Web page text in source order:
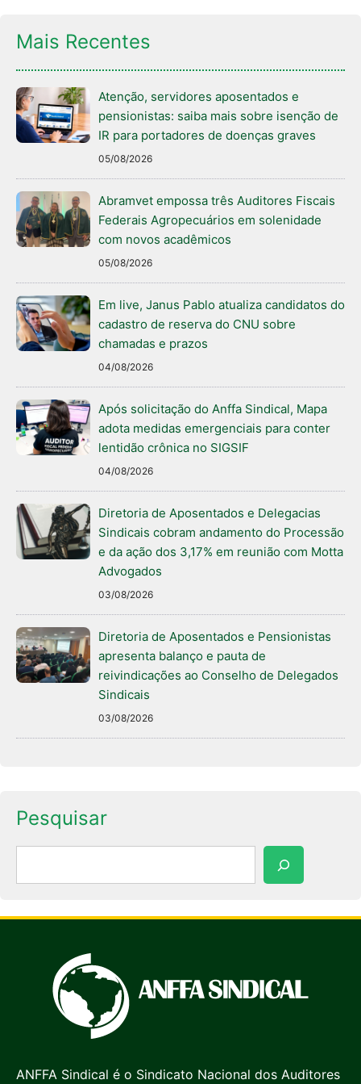
Mais Recentes
Atenção, servidores aposentados e
pensionistas: saiba mais sobre isenção de
IR para portadores de doenças graves
05/08/2026
Abramvet empossa três Auditores Fiscais
Federais Agropecuários em solenidade
com novos acadêmicos
05/08/2026
Em live, Janus Pablo atualiza candidatos do
cadastro de reserva do CNU sobre
chamadas e prazos
04/08/2026
Após solicitação do Anffa Sindical, Mapa
adota medidas emergenciais para conter
lentidão crônica no SIGSIF
04/08/2026
Diretoria de Aposentados e Delegacias
Sindicais cobram andamento do Processão
e da ação dos 3,17% em reunião com Motta
Advogados
03/08/2026
Diretoria de Aposentados e Pensionistas
apresenta balanço e pauta de
reivindicações ao Conselho de Delegados
Sindicais
03/08/2026
Pesquisar
ANFFA Sindical é o Sindicato Nacional dos Auditores